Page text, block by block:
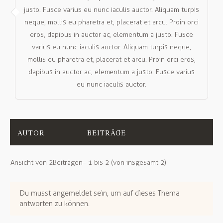
justo. Fusce varius eu nunc iaculis auctor. Aliquam turpis
neque, mollis eu pharetra et, placerat et arcu. Proin orci
eros, dapibus in auctor ac, elementum a justo. Fusce
varius eu nunc iaculis auctor. Aliquam turpis neque,
mollis eu pharetra et, placerat et arcu. Proin orci eros,
dapibus in auctor ac, elementum a justo. Fusce varius
eu nunc iaculis auctor.
AUTOR BEITRÄGE
Ansicht von 2 Beiträgen – 1 bis 2 (von insgesamt 2)
Du musst angemeldet sein, um auf dieses Thema
antworten zu können.